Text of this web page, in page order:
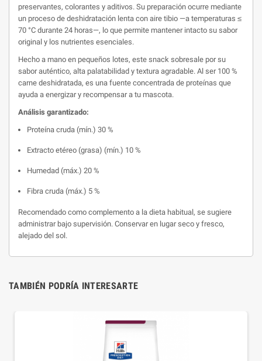
preservantes, colorantes y aditivos. Su preparación ocurre mediante
un proceso de deshidratación lenta con aire tibio —a temperaturas ≤
70 °C durante 24 horas—, lo que permite mantener intacto su sabor
original y los nutrientes esenciales.
Hecho a mano en pequeños lotes, este snack sobresale por su
sabor auténtico, alta palatabilidad y textura agradable. Al ser 100 %
carne deshidratada, es una fuente concentrada de proteínas que
ayuda a energizar y recompensar a tu mascota.
Análisis garantizado:
Proteína cruda (mín.) 30 %
Extracto etéreo (grasa) (mín.) 10 %
Humedad (máx.) 20 %
Fibra cruda (máx.) 5 %
Recomendado como complemento a la dieta habitual, se sugiere
administrar bajo supervisión. Conservar en lugar seco y fresco,
alejado del sol.
TAMBIÉN PODRÍA INTERESARTE